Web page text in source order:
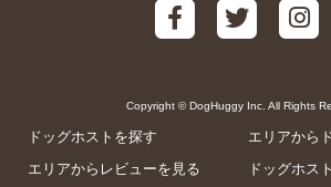
Copyright © DogHuggy Inc. All Rights
ドッグホストを探す
エリアから
エリアからレビューを見る
ドッグホス